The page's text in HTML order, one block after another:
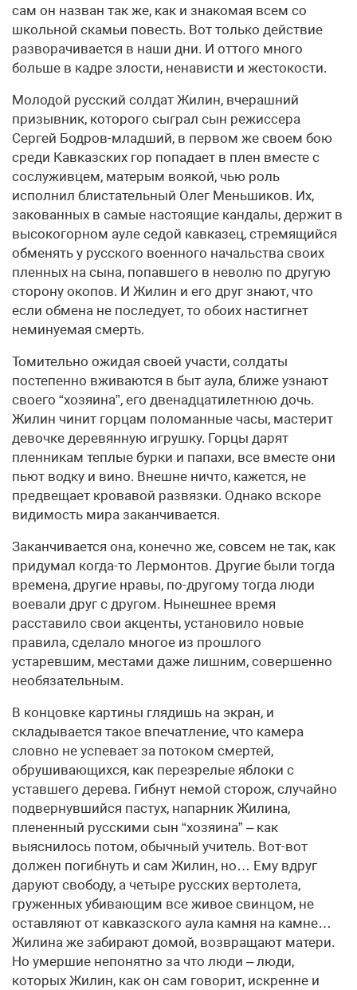
сам он назван так же, как и знакомая всем со
школьной скамьи повесть. Вот только действие
разворачивается в наши дни. И оттого много
больше в кадре злости, ненависти и жестокости.
Молодой русский солдат Жилин, вчерашний
призывник, которого сыграл сын режиссера
Сергей Бодров-младший, в первом же своем бою
среди Кавказских гор попадает в плен вместе с
сослуживцем, матерым воякой, чью роль
исполнил блистательный Олег Меньшиков. Их,
закованных в самые настоящие кандалы, держит в
высокогорном ауле седой кавказец, стремящийся
обменять у русского военного начальства своих
пленных на сына, попавшего в неволю по другую
сторону окопов. И Жилин и его друг знают, что
если обмена не последует, то обоих настигнет
неминуемая смерть.
Томительно ожидая своей участи, солдаты
постепенно вживаются в быт аула, ближе узнают
своего “хозяина”, его двенадцатилетнюю дочь.
Жилин чинит горцам поломанные часы, мастерит
девочке деревянную игрушку. Горцы дарят
пленникам теплые бурки и папахи, все вместе они
пьют водку и вино. Внешне ничто, кажется, не
предвещает кровавой развязки. Однако вскоре
видимость мира заканчивается.
Заканчивается она, конечно же, совсем не так, как
придумал когда-то Лермонтов. Другие были тогда
времена, другие нравы, по-другому тогда люди
воевали друг с другом. Нынешнее время
расставило свои акценты, установило новые
правила, сделало многое из прошлого
устаревшим, местами даже лишним, совершенно
необязательным.
В концовке картины глядишь на экран, и
складывается такое впечатление, что камера
словно не успевает за потоком смертей,
обрушивающихся, как перезрелые яблоки с
уставшего дерева. Гибнут немой сторож, случайно
подвернувшийся пастух, напарник Жилина,
плененный русскими сын “хозяина” – как
выяснилось потом, обычный учитель. Вот-вот
должен погибнуть и сам Жилин, но… Ему вдруг
даруют свободу, а четыре русских вертолета,
груженных убивающим все живое свинцом, не
оставляют от кавказского аула камня на камне…
Жилина же забирают домой, возвращают матери.
Но умершие непонятно за что люди – люди,
которых Жилин, как он сам говорит, искренне и